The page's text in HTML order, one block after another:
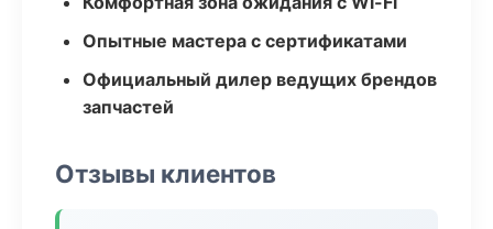
Опытные мастера с сертификатами
Официальный дилер ведущих брендов
запчастей
Отзывы клиентов